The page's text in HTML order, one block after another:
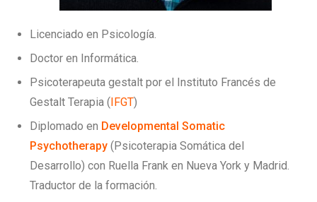
Licenciado en Psicología.
Doctor en Informática.
Psicoterapeuta gestalt por el Instituto Francés de
Gestalt Terapia (IFGT)
Diplomado en Developmental Somatic
Psychotherapy (Psicoterapia Somática del
Desarrollo) con Ruella Frank en Nueva York y Madrid.
Traductor de la formación.